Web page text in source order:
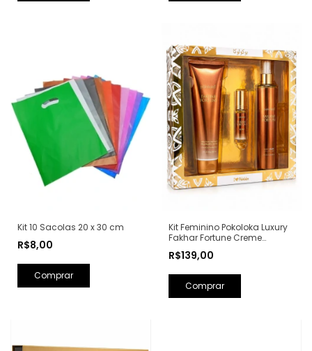
Kit 10 Sacolas 20 x 30 cm
R$8,00
Kit Feminino Pokoloka Luxury
Fakhar Fortune Creme
Perfume Elixir (Ref. Olfativa:
R$139,00